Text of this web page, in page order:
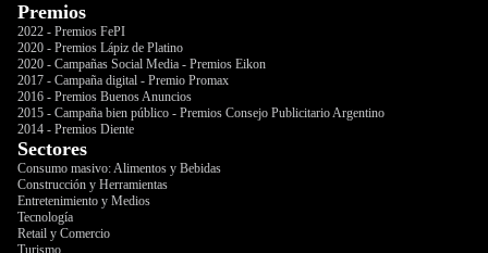
Premios
2022 - Premios FePI
2020 - Premios Lápiz de Platino
2020 - Campañas Social Media - Premios Eikon
2017 - Campaña digital - Premio Promax
2016 - Premios Buenos Anuncios
2015 - Campaña bien público - Premios Consejo Publicitario Argentino
2014 - Premios Diente
Sectores
Consumo masivo: Alimentos y Bebidas
Construcción y Herramientas
Entretenimiento y Medios
Tecnología
Retail y Comercio